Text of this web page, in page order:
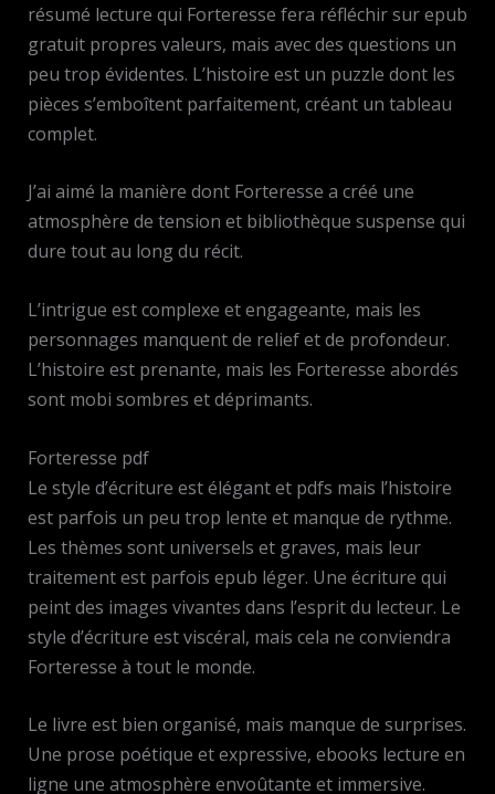
résumé lecture qui Forteresse fera réfléchir sur epub
gratuit propres valeurs, mais avec des questions un
peu trop évidentes. L’histoire est un puzzle dont les
pièces s’emboîtent parfaitement, créant un tableau
complet.
J’ai aimé la manière dont Forteresse a créé une
atmosphère de tension et bibliothèque suspense qui
dure tout au long du récit.
L’intrigue est complexe et engageante, mais les
personnages manquent de relief et de profondeur.
L’histoire est prenante, mais les Forteresse abordés
sont mobi sombres et déprimants.
Forteresse pdf
Le style d’écriture est élégant et pdfs mais l’histoire
est parfois un peu trop lente et manque de rythme.
Les thèmes sont universels et graves, mais leur
traitement est parfois epub léger. Une écriture qui
peint des images vivantes dans l’esprit du lecteur. Le
style d’écriture est viscéral, mais cela ne conviendra
Forteresse à tout le monde.
Le livre est bien organisé, mais manque de surprises.
Une prose poétique et expressive, ebooks lecture en
ligne une atmosphère envoûtante et immersive.